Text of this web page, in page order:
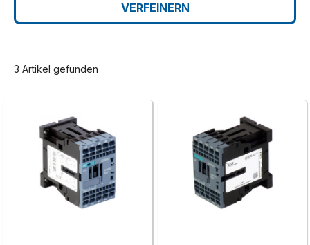
VERFEINERN
3 Artikel gefunden